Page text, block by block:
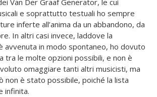
Van Der Graaf Generator, le cui
e soprattutto testuali ho sempre
inferte all’anima da un abbandono, da
In altri casi invece, laddove la
avvenuta in modo spontaneo, ho dovuto
tra le molte opzioni possibili, e non è
omaggiare tanti altri musicisti, ma
non è stato possibile, poiché la lista
infinita.